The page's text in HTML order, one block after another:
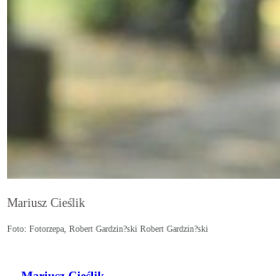
Mariusz Cieślik
Foto: Fotorzepa, Robert Gardzin?ski Robert Gardzin?ski